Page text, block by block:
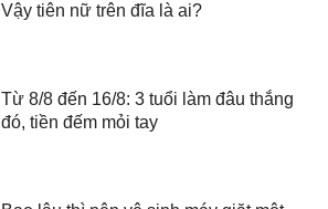
Vậy tiên nữ trên đĩa là ai?
Từ 8/8 đến 16/8: 3 tuổi làm đâu thắng
đó, tiền đếm mỏi tay